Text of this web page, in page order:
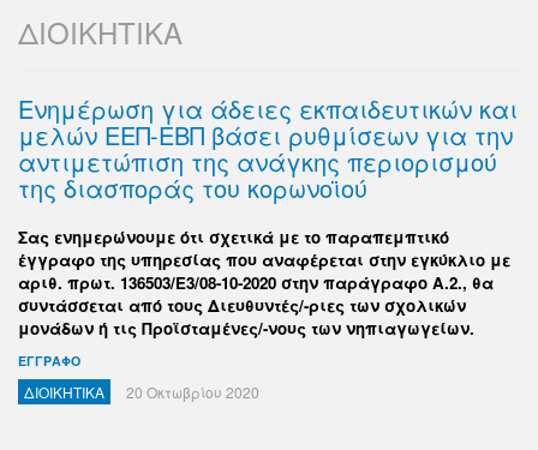
ΔΙΟΙΚΗΤΙΚΑ
Ενημέρωση για άδειες εκπαιδευτικών και
μελών ΕΕΠ-ΕΒΠ βάσει ρυθμίσεων για την
αντιμετώπιση της ανάγκης περιορισμού
της διασποράς του κορωνοϊού
Σας ενημερώνουμε ότι σχετικά με το παραπεμπτικό
έγγραφο της υπηρεσίας που αναφέρεται στην εγκύκλιο με
αριθ. πρωτ. 136503/Ε3/08-10-2020 στην παράγραφο Α.2., θα
συντάσσεται από τους Διευθυντές/-ριες των σχολικών
μονάδων ή τις Προϊσταμένες/-νους των νηπιαγωγείων.
ΕΓΓΡΑΦΟ
ΔΙΟΙΚΗΤΙΚΑ 20 Οκτωβρίου 2020